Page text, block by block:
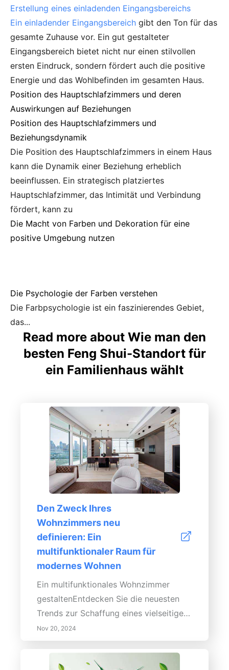
Erstellung eines einladenden Eingangsbereichs
Ein einladender Eingangsbereich gibt den Ton für das
gesamte Zuhause vor. Ein gut gestalteter
Eingangsbereich bietet nicht nur einen stilvollen
ersten Eindruck, sondern fördert auch die positive
Energie und das Wohlbefinden im gesamten Haus.
Position des Hauptschlafzimmers und deren
Auswirkungen auf Beziehungen
Position des Hauptschlafzimmers und
Beziehungsdynamik
Die Position des Hauptschlafzimmers in einem Haus
kann die Dynamik einer Beziehung erheblich
beeinflussen. Ein strategisch platziertes
Hauptschlafzimmer, das Intimität und Verbindung
fördert, kann zu
Die Macht von Farben und Dekoration für eine
positive Umgebung nutzen
Die Psychologie der Farben verstehen
Die Farbpsychologie ist ein faszinierendes Gebiet,
das...
Read more about Wie man den
besten Feng Shui-Standort für
ein Familienhaus wählt
Den Zweck Ihres
Wohnzimmers neu
definieren: Ein
multifunktionaler Raum für
modernes Wohnen
Ein multifunktionales Wohnzimmer
gestaltenEntdecken Sie die neuesten
Trends zur Schaffung eines vielseitigen
Wohnzimmers, das Komfort und
Funktionalität vereint. Dieser
Nov 20, 2024